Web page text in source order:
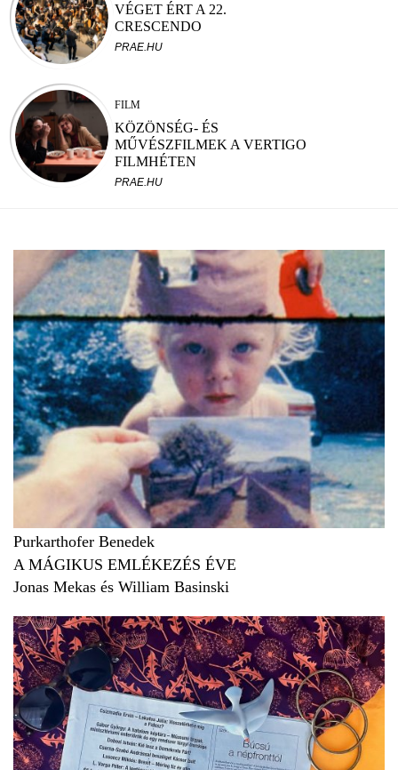
VÉGET ÉRT A 22.
CRESCENDO
PRAE.HU
FILM
KÖZÖNSÉG- ÉS
MŰVÉSZFILMEK A VERTIGO
FILMHÉTEN
PRAE.HU
Purkarthofer Benedek
A MÁGIKUS EMLÉKEZÉS ÉVE
Jonas Mekas és William Basinski